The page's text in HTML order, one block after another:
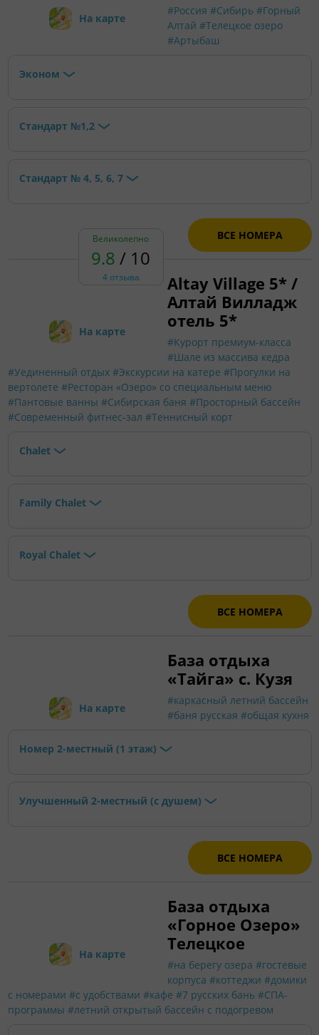
На карте
#Россия #Сибирь #Горный
Алтай #Телецкое озеро
#Артыбаш
Эконом
Стандарт №1,2
Стандарт № 4, 5, 6, 7
ВСЕ НОМЕРА
Великолепно
9.8 / 10
4 отзыва
На карте
Altay Village 5* /
Алтай Вилладж
отель 5*
#Курорт премиум-класса
#Шале из массива кедра
#Уединенный отдых #Экскурсии на катере #Прогулки на
вертолете #Ресторан «Озеро» со специальным меню
#Пантовые ванны #Сибирская баня #Просторный бассейн
#Современный фитнес-зал #Теннисный корт
Chalet
Family Chalet
Royal Chalet
ВСЕ НОМЕРА
На карте
База отдыха
«Тайга» с. Кузя
#каркасный летний бассейн
#баня русская #общая кухня
Номер 2-местный (1 этаж)
Улучшенный 2-местный (с душем)
ВСЕ НОМЕРА
На карте
База отдыха
«Горное Озеро»
Телецкое
#на берегу озера #гостевые
корпуса #коттеджи #домики
с номерами #с удобствами #кафе #7 русских бань #СПА-
программы #летний открытый бассейн с подогревом